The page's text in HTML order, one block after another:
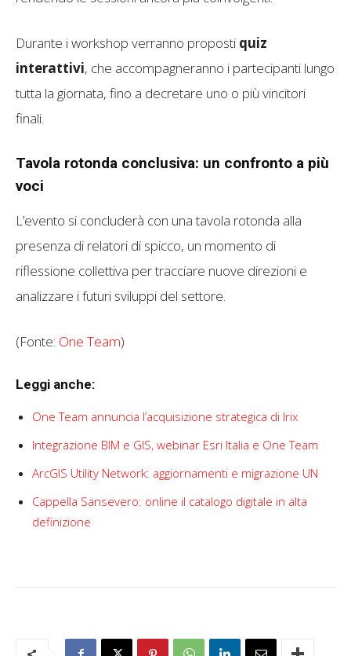
Durante i workshop verranno proposti quiz
interattivi, che accompagneranno i partecipanti lungo
tutta la giornata, fino a decretare uno o più vincitori
finali.
Tavola rotonda conclusiva: un confronto a più
voci
L’evento si concluderà con una tavola rotonda alla
presenza di relatori di spicco, un momento di
riflessione collettiva per tracciare nuove direzioni e
analizzare i futuri sviluppi del settore.
(Fonte: One Team)
Leggi anche:
One Team annuncia l’acquisizione strategica di Irix
Integrazione BIM e GIS, webinar Esri Italia e One Team
ArcGIS Utility Network: aggiornamenti e migrazione UN
Cappella Sansevero: online il catalogo digitale in alta
definizione